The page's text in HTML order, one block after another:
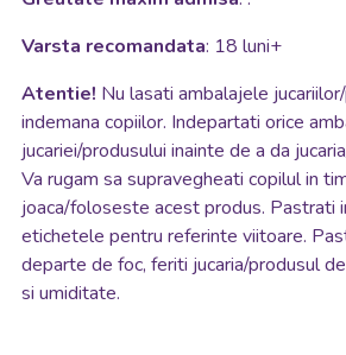
Varsta recomandata: 18 luni+
Atentie! Nu lasati ambalajele
indemana copiilor. Indepartati orice
jucariei/produsului inainte de a da
Va rugam sa supravegheati copilul in
joaca/foloseste acest produs. Pastrati
etichetele pentru referinte viitoare.
departe de foc, feriti jucaria/produsul
si umiditate.